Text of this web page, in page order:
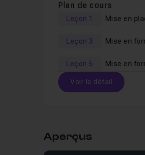
Plan de cours
Leçon 1 Mise en
Leçon 3
Leçon 5
Voir le détail
Aperçus